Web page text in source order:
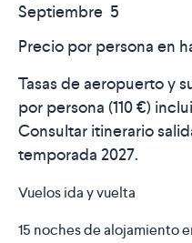
Septiembre 5
Precio por persona en
Tasas de aeropuerto y
por persona (110 €) i
Consultar itinerario
temporada 2027.
Vuelos ida y vuelta
15 noches de alojamiento